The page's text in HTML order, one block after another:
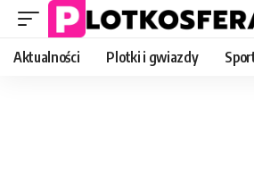
Aktualności Plotki i gwiazdy